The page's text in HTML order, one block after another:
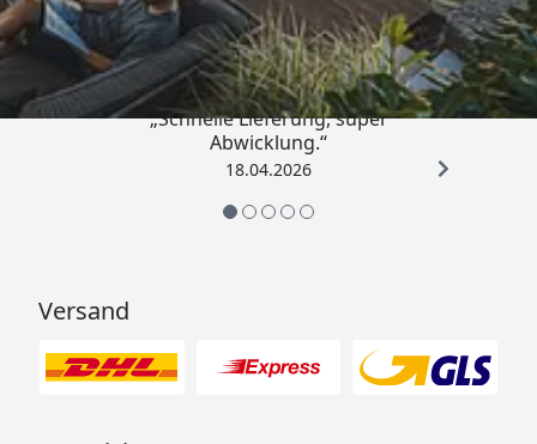
5,00/ 5
„Schnelle Lieferung, super
Abwicklung.“
18.04.2026
Versand